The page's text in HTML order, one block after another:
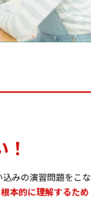
みの演習問題をこな
本的に理解するため